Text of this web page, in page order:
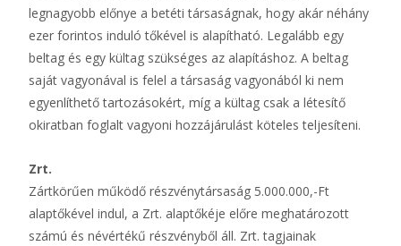
legnagyobb előnye a betéti társaságnak, hogy akár néhány
ezer forintos induló tőkével is alapítható. Legalább egy
beltag és egy kültag szükséges az alapításhoz. A beltag
saját vagyonával is felel a társaság vagyonából ki nem
egyenlíthető tartozásokért, míg a kültag csak a létesítő
okiratban foglalt vagyoni hozzájárulást köteles teljesíteni.
Zrt.
Zártkörűen működő részvénytársaság 5.000.000,-Ft
alaptőkével indul, a Zrt. alaptőkéje előre meghatározott
számú és névértékű részvényből áll. Zrt. tagjainak